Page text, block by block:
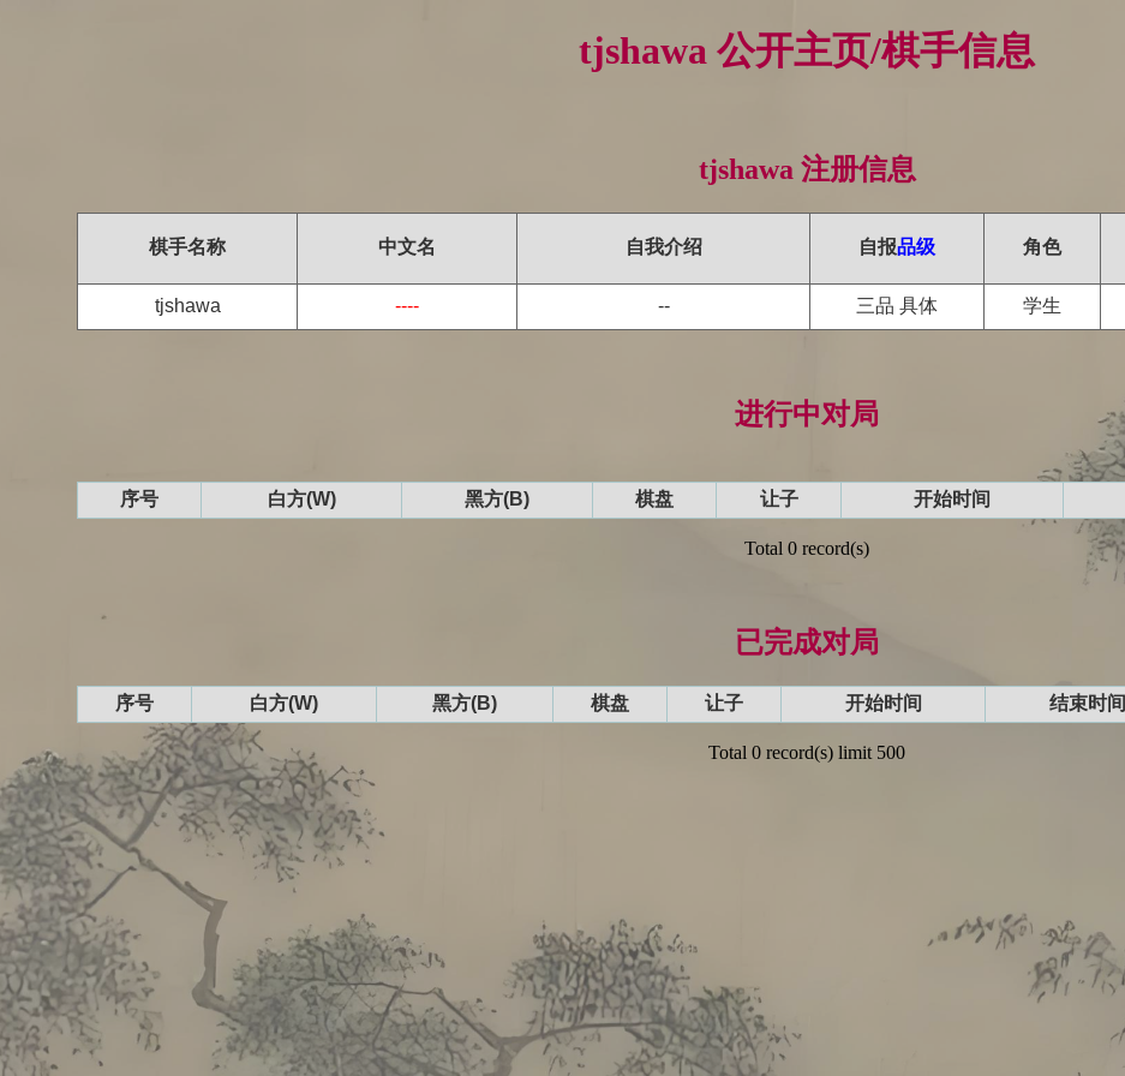
tjshawa 公开主页/棋手信息
tjshawa 注册信息
棋手名称 中文名 自我介绍 自报品级 角色
tjshawa ---- -- 三品 具体 学生
进行中对局
序号 白方(W) 黑方(B) 棋盘 让子 开始时间
Total 0 record(s)
已完成对局
序号 白方(W) 黑方(B) 棋盘 让子 开始时间 结束时间
Total 0 record(s) limit 500